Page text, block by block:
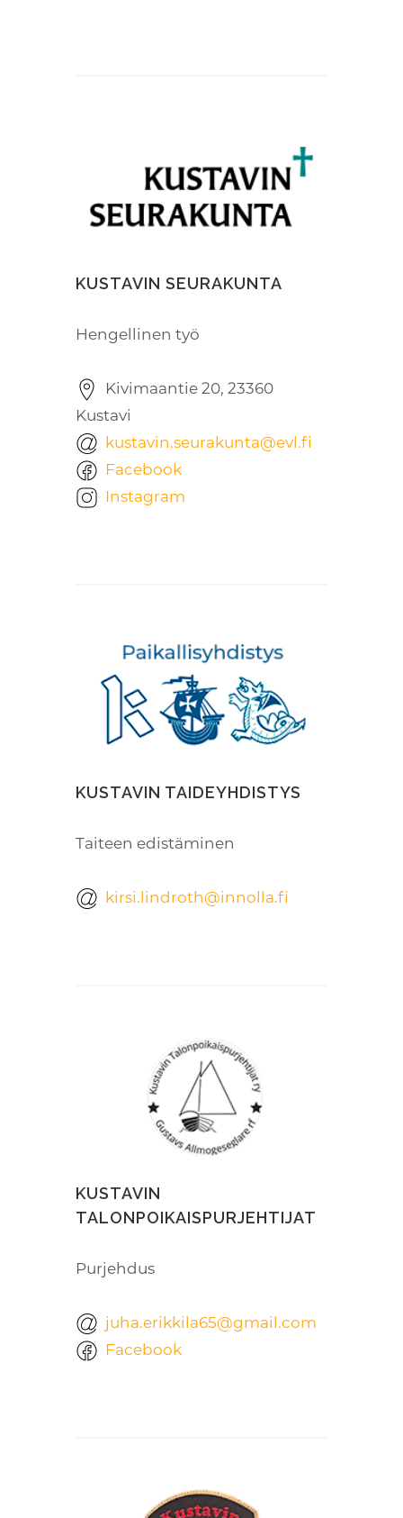
KUSTAVIN SEURAKUNTA
Hengellinen työ
Kivimaantie 20, 23360
Kustavi
kustavin.seurakunta@evl.fi
Facebook
Instagram
KUSTAVIN TAIDEYHDISTYS
Taiteen edistäminen
kirsi.lindroth@innolla.fi
KUSTAVIN
TALONPOIKAISPURJEHTIJAT
Purjehdus
juha.erikkila65@gmail.com
Facebook